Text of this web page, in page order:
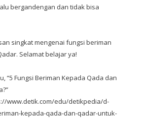
bergandengan dan tidak bisa
singkat mengenai fungsi beriman
Selamat belajar ya!
“5 Fungsi Beriman Kepada Qada dan
www.detik.com/edu/detikpedia/d-
kepada-qada-dan-qadar-untuk-